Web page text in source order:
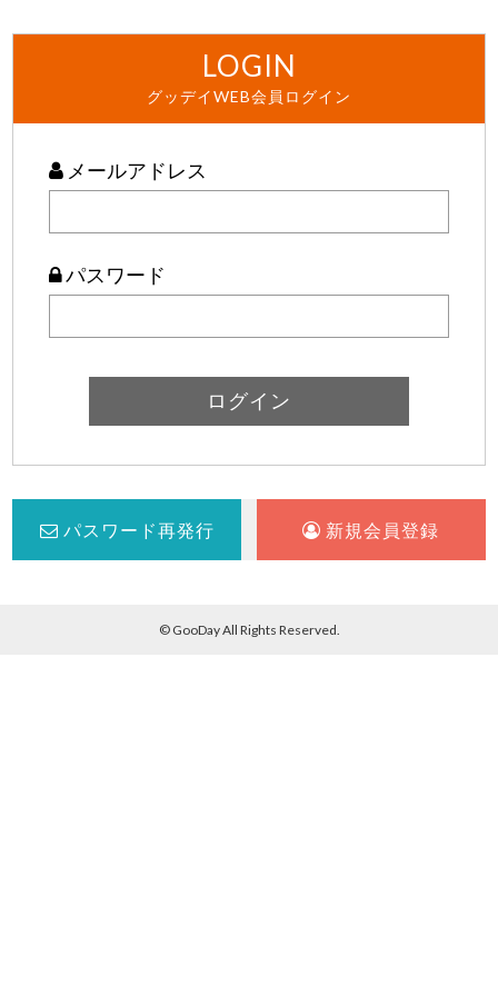
LOGIN
グッデイWEB会員ログイン
メールアドレス
パスワード
パスワード再発行 新規会員登録
© GooDay All Rights Reserved.